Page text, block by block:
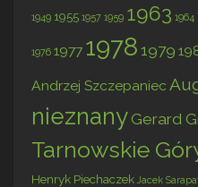
1949 1955 1957 1959 1963 1964
1976 1977 1978 1979
Andrzej Szczepaniec
nieznany Gerard
Tarnowskie
Henryk Piechaczek Jacek